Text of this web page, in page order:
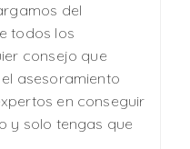
del
todos los
consejo que
asesoramiento
en conseguir
y solo tengas que